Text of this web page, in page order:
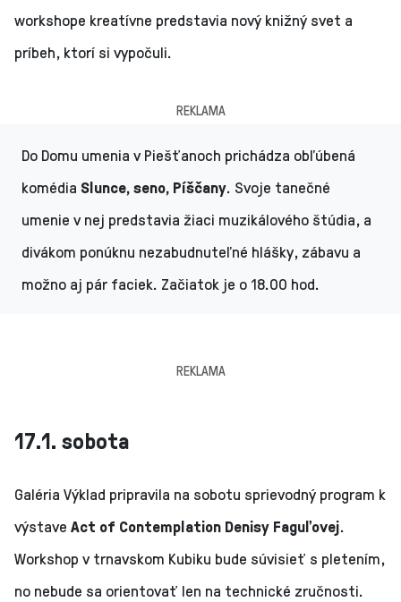
workshope kreatívne predstavia nový knižný svet a
príbeh, ktorí si vypočuli.
REKLAMA
Do Domu umenia v Piešťanoch prichádza obľúbená
komédia Slunce, seno, Píščany. Svoje tanečné
umenie v nej predstavia žiaci muzikálového štúdia, a
divákom ponúknu nezabudnuteľné hlášky, zábavu a
možno aj pár faciek. Začiatok je o 18.00 hod.
REKLAMA
17.1. sobota
Galéria Výklad pripravila na sobotu sprievodný program k
výstave Act of Contemplation Denisy Faguľovej.
Workshop v trnavskom Kubiku bude súvisieť s pletením,
no nebude sa orientovať len na technické zručnosti.